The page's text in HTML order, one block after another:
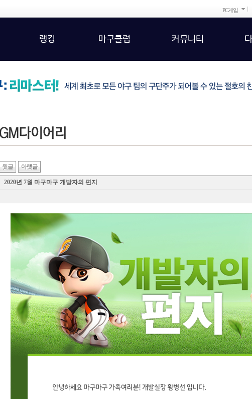
PC게임
랭킹 마구클럽 커뮤니티
윗글 아랫글
2020년 7월 마구마구 개발자의 편지